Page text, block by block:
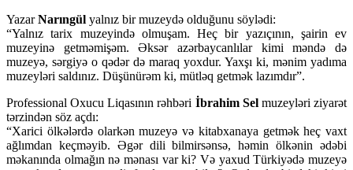
YazarNarıngül yalnız bir muzeydə olduğunu söylədi:
“Yalnız tarix muzeyində olmuşam. Heç bir yazıçının, şairin ev
muzeyinə getməmişəm. Əksər azərbaycanlılar kimi məndə də
muzeyə, sərgiyə o qədər də maraq yoxdur. Yaxşı ki, mənim yadıma
muzeyləri saldınız. Düşünürəm ki, mütləq getmək lazımdır”.
Professional Oxucu Liqasının rəhbəri İbrahim Selmuzeyləri ziyarət
tərzindən söz açdı:
“Xarici ölkələrdə olarkən muzeyə və kitabxanaya getmək heç vaxt
ağlımdan keçməyib. Əgər dili bilmirsənsə, həmin ölkənin ədəbi
məkanında olmağın nə mənası var ki? Və yaxud Türkiyədə muzeyə